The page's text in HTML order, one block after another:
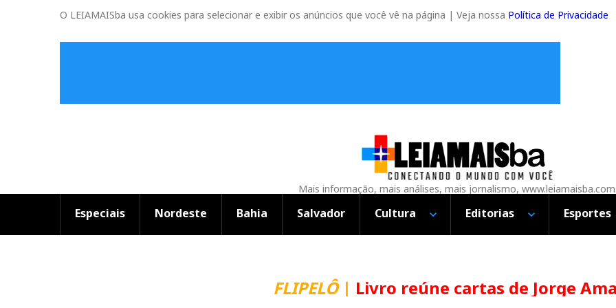
O LEIAMAISba usa cookies para selecionar e exibir os anúncios que você vê na página | Veja nossa Política de Privacidade
Mais informação, mais análises, mais jornalismo,
Especiais Nordeste Bahia Salvador Cultura Editorias Esportes
FLIPELÔ|Livro reúne cartas de Jorge Amado e